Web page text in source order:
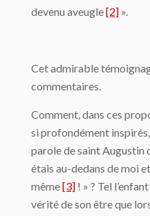
devenu aveugle[2] ».
Cet admirable
commentaires.
Comment, dans ces
si profondément
parole de saint Augustin
étais au-dedans de moi
même[3] ! » ? Tel
vérité de son être que